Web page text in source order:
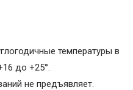
температуры в
до +25°.
не предъявляет.